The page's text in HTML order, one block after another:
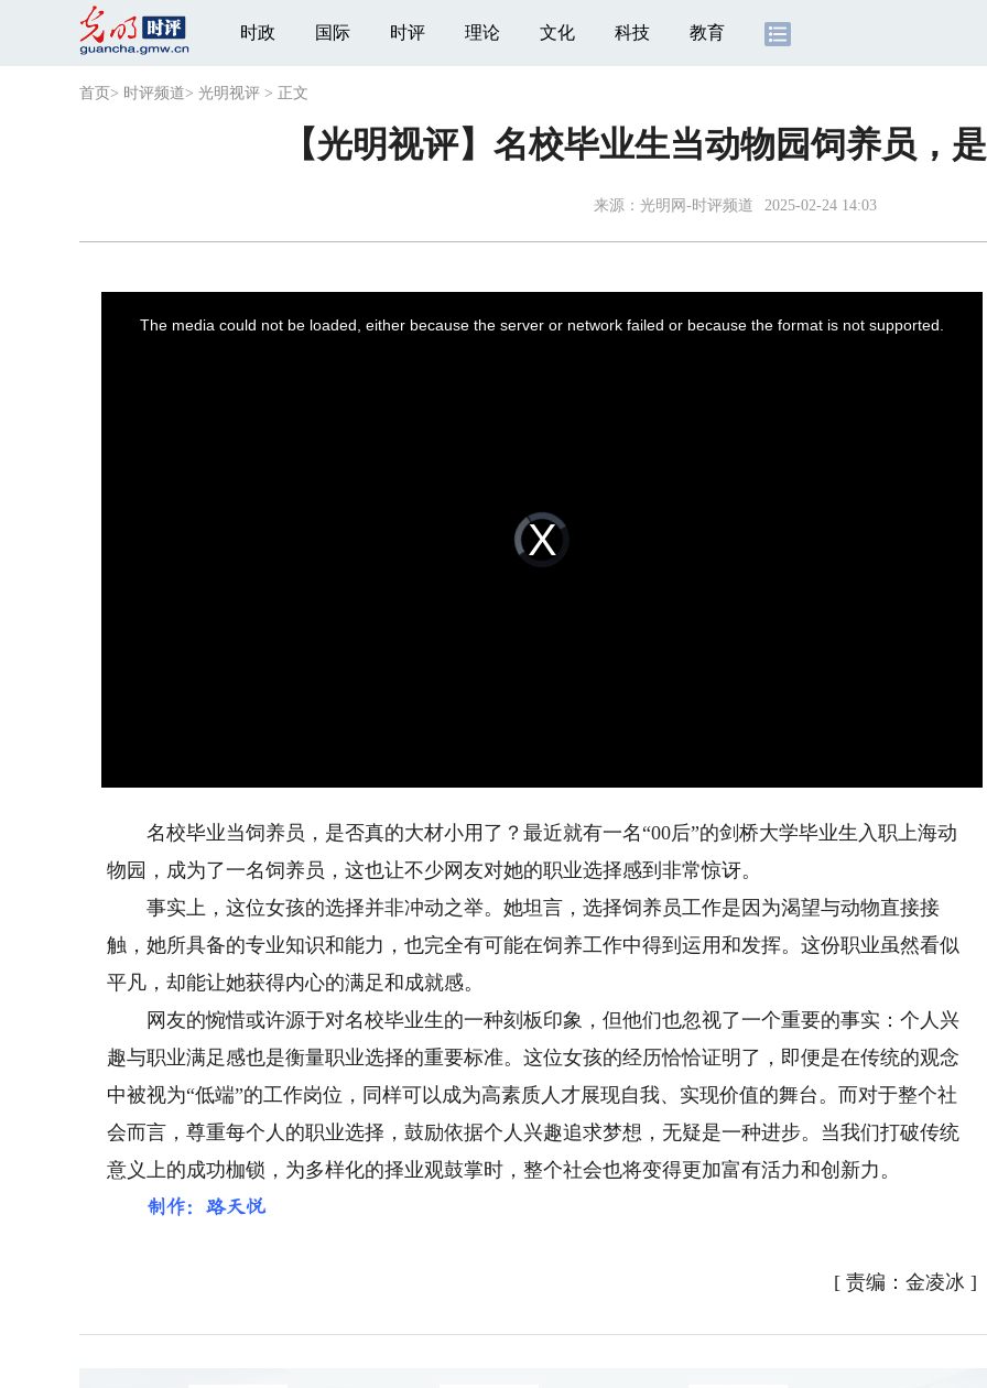
时政 国际 时评 理论 文化 科技 教育
首页 > 时评频道> 光明视评 > 正文
【光明视评】名校毕业生当动物园饲养员，
来源： 光明网-时评频道 2025-02-24 14:03
Video
Player
is
loading.
The media could not be loaded, either because the server or network failed or because the format is not supported.
名校毕业当饲养员，是否真的大材小用了？最近就有一名“00后”的剑桥大学毕业生入职上海动
物园，成为了一名饲养员，这也让不少网友对她的职业选择感到非常惊讶。
事实上，这位女孩的选择并非冲动之举。她坦言，选择饲养员工作是因为渴望与动物直接接
触，她所具备的专业知识和能力，也完全有可能在饲养工作中得到运用和发挥。这份职业虽然看似
平凡，却能让她获得内心的满足和成就感。
网友的惋惜或许源于对名校毕业生的一种刻板印象，但他们也忽视了一个重要的事实：个人兴
趣与职业满足感也是衡量职业选择的重要标准。这位女孩的经历恰恰证明了，即便是在传统的观念
中被视为“低端”的工作岗位，同样可以成为高素质人才展现自我、实现价值的舞台。而对于整个社
会而言，尊重每个人的职业选择，鼓励依据个人兴趣追求梦想，无疑是一种进步。当我们打破传统
意义上的成功枷锁，为多样化的择业观鼓掌时，整个社会也将变得更加富有活力和创新力。
制作：路天悦
[ 责编：金凌冰 ]